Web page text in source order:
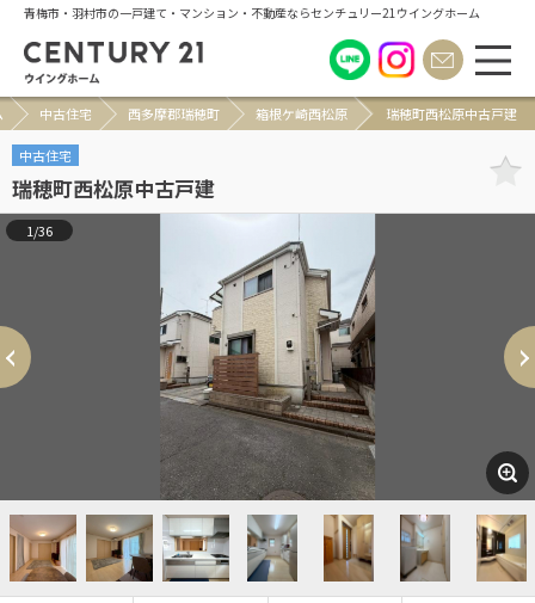
青梅市・羽村市の一戸建て・マンション・不動産ならセンチュリー21ウイングホーム
中古住宅 西多摩郡瑞穂町 箱根ケ崎西松原 瑞穂町西松原中古戸建
中古住宅
瑞穂町西松原中古戸建
1/36